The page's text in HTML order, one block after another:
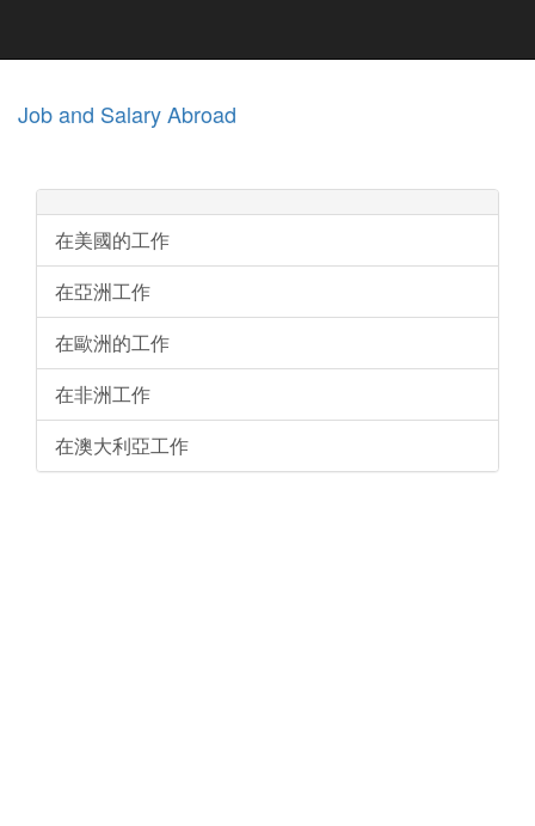
Job and Salary Abroad
在美國的工作
在亞洲工作
在歐洲的工作
在非洲工作
在澳大利亞工作